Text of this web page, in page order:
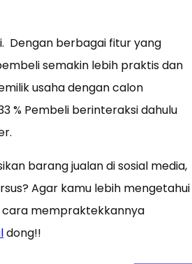
Dengan berbagai fitur yang
semakin lebih praktis dan
usaha dengan calon
% Pembeli berinteraksi dahulu
barang jualan di sosial media,
Agar kamu lebih mengetahui
cara mempraktekkannya
dong!!